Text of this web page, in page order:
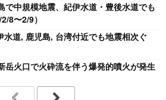
で中規模地震、紀伊水道・豊後水道でも
8〜2/9）
道, 鹿児島, 台湾付近でも地震相次ぐ
岳火口で火砕流を伴う爆発的噴火が発生